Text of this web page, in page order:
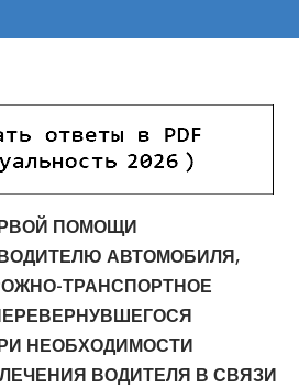
ПОМОЩИ
АВТОМОБИЛЯ,
ТРАНСПОРТНОЕ
НЕОБХОДИМОСТИ
ВОДИТЕЛЯ В СВЯЗИ